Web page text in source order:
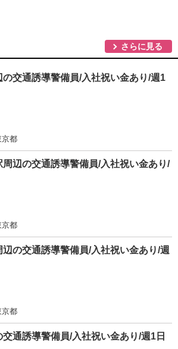
さらに見る
の交通誘導警備員/入社祝い金あり/週1
京都
周辺の交通誘導警備員/入社祝い金あり/
京都
辺の交通誘導警備員/入社祝い金あり/週
京都
交通誘導警備員/入社祝い金あり/週1日